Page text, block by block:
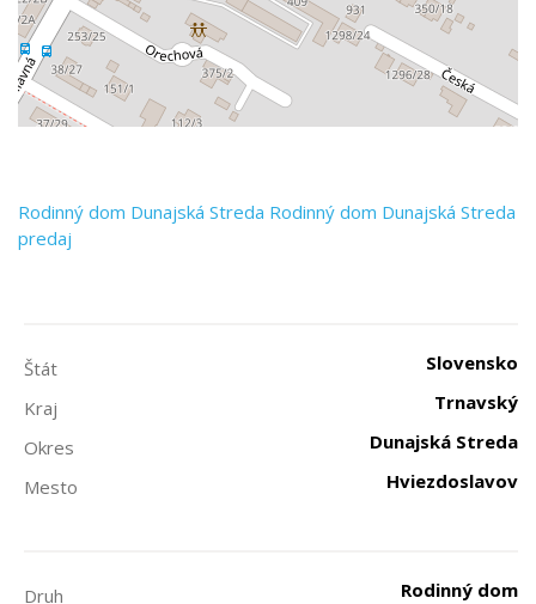
Rodinný dom Dunajská Streda Rodinný dom Dunajská Streda
predaj
Štát
Slovensko
Kraj
Trnavský
Okres
Dunajská Streda
Mesto
Hviezdoslavov
Druh Rodinný dom